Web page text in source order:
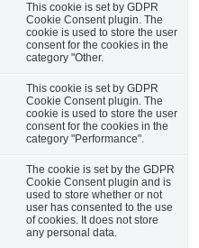
This cookie is set by GDPR
Cookie Consent plugin. The
cookie is used to store the user
consent for the cookies in the
category "Other.
This cookie is set by GDPR
Cookie Consent plugin. The
cookie is used to store the user
consent for the cookies in the
category "Performance".
The cookie is set by the GDPR
Cookie Consent plugin and is
used to store whether or not
user has consented to the use
of cookies. It does not store
any personal data.